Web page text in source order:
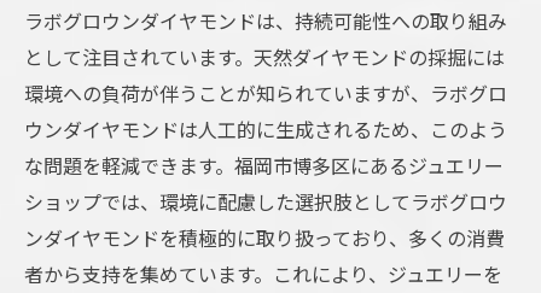
ラボグロウンダイヤモンドは、持続可能性への取り組み
として注目されています。天然ダイヤモンドの採掘には
環境への負荷が伴うことが知られていますが、ラボグロ
ウンダイヤモンドは人工的に生成されるため、このよう
な問題を軽減できます。福岡市博多区にあるジュエリー
ショップでは、環境に配慮した選択肢としてラボグロウ
ンダイヤモンドを積極的に取り扱っており、多くの消費
者から支持を集めています。これにより、ジュエリーを